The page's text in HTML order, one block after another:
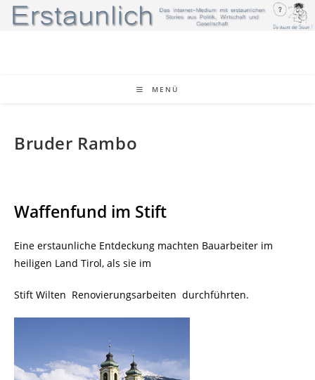
Zum
Inhalt
MENÜ
Bruder Rambo
Waffenfund im Stift
Eine erstaunliche Entdeckung machten Bauarbeiter im
heiligen Land Tirol, als sie im
Stift Wilten Renovierungsarbeiten durchführten.